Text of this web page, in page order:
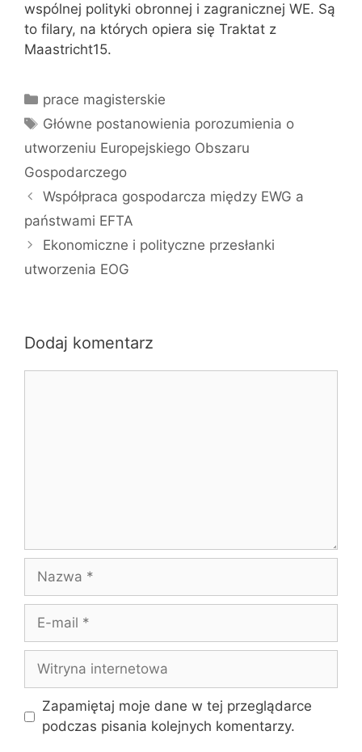
wspólnej polityki obronnej i zagranicznej WE. Są
to filary, na których opiera się Traktat z
Maastricht15.
Kategorie
prace magisterskie
Tagi
Główne postanowienia porozumienia o
utworzeniu Europejskiego Obszaru
Gospodarczego
Współpraca gospodarcza między EWG a
państwami EFTA
Ekonomiczne i polityczne przesłanki
utworzenia EOG
Dodaj komentarz
Nazwa
Witryna
internetowa
Zapamiętaj moje dane w tej przeglądarce
podczas pisania kolejnych komentarzy.